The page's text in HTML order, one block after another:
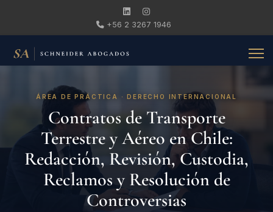
+56 2 3267 1946
ÁREA DE PRÁCTICA · DERECHO INTERNACIONAL
Contratos de Transporte
Terrestre y Aéreo en Chile:
Redacción, Revisión, Custodia,
Reclamos y Resolución de
Controversias